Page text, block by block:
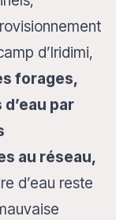
d’Iridimi,
forages,
par
au réseau,
d’eau reste